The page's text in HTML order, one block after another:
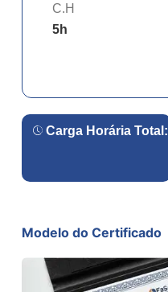
C.H
5h
Carga Horária Total:
Modelo do Certificado